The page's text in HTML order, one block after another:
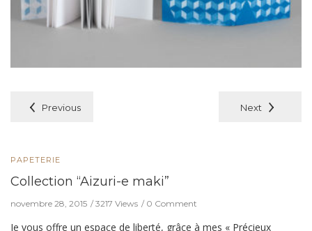
Previous Next
PAPETERIE
Collection “Aizuri-e maki”
novembre 28, 2015 3217 Views 0 Comment
Je vous offre un espace de liberté, grâce à mes « Précieux